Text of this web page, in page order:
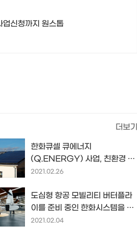
신청까지 원스톱
더보기
한화큐셀 큐에너지
(Q.ENERGY) 사업, 친환경 재
생 에너지로 생산한 전력을 독일
2021.02.26
도심형 항공 모빌리티 버터플라
이를 준비 중인 한화시스템을 포
함한 4개 업체가 그리는 UAM
2021.02.04